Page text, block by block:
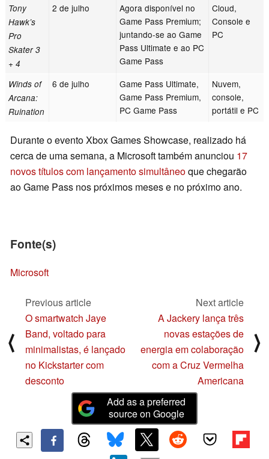
Tony
Hawk’s
Pro
Skater 3
+ 4
2 de julho
Agora disponível no
Game Pass Premium;
juntando-se ao Game
Pass Ultimate e ao PC
Game Pass
Cloud,
Console e
PC
Winds of
Arcana:
Ruination
6 de julho
Game Pass Ultimate,
Game Pass Premium,
PC Game Pass
Nuvem,
console,
portátil e PC
Durante o evento Xbox Games Showcase, realizado há
cerca de uma semana, a Microsoft também anunciou 17
novos títulos com lançamento simultâneoque chegarão
ao Game Pass nos próximos meses e no próximo ano.
Fonte(s)
Microsoft
⟨
Previous article
O smartwatch Jaye
Band, voltado para
minimalistas, é lançado
no Kickstarter com
desconto
Next article
A Jackery lança três
novas estações de
energia em colaboração
com a Cruz Vermelha
Americana
⟩
Add as a preferred
source on Google